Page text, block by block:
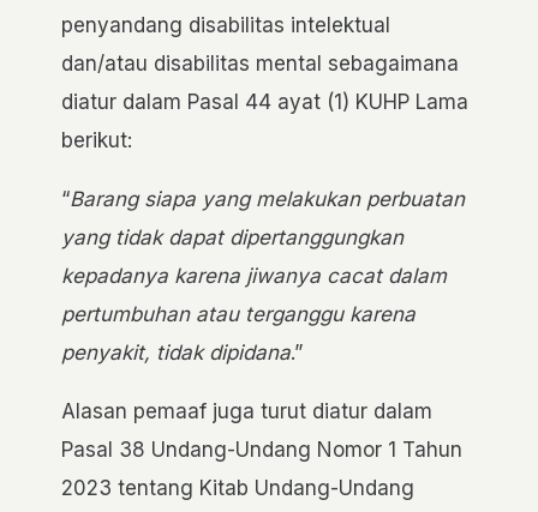
penyandang disabilitas intelektual
dan/atau disabilitas mental sebagaimana
diatur dalam Pasal 44 ayat (1) KUHP Lama
berikut:
“Barang siapa yang melakukan perbuatan
yang tidak dapat dipertanggungkan
kepadanya karena jiwanya cacat dalam
pertumbuhan atau terganggu karena
penyakit, tidak dipidana.”
Alasan pemaaf juga turut diatur dalam
Pasal 38 Undang-Undang Nomor 1 Tahun
2023 tentang Kitab Undang-Undang